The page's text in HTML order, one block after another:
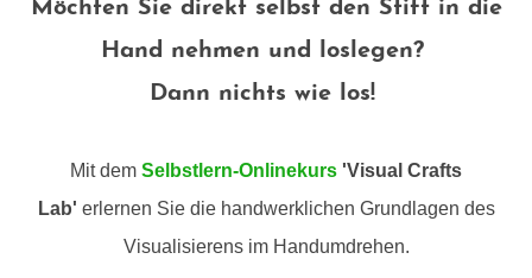
Möchten Sie direkt selbst den Stift in die
Hand nehmen und loslegen?
Dann nichts wie los!
Mit dem Selbstlern-Onlinekurs 'Visual Crafts
Lab' erlernen Sie die handwerklichen Grundlagen des
Visualisierens im Handumdrehen.